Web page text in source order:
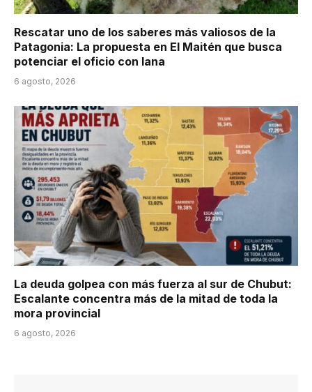
Rescatar uno de los saberes más valiosos de la
Patagonia: La propuesta en El Maitén que busca
potenciar el oficio con lana
6 agosto, 2026
La deuda golpea con más fuerza al sur de Chubut:
Escalante concentra más de la mitad de toda la
mora provincial
6 agosto, 2026